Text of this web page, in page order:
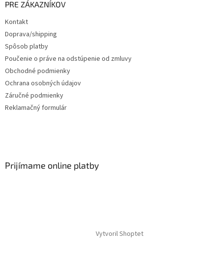
PRE ZÁKAZNÍKOV
Kontakt
Doprava/shipping
Spôsob platby
Poučenie o práve na odstúpenie od zmluvy
Obchodné podmienky
Ochrana osobných údajov
Záručné podmienky
Reklamačný formulár
Prijímame online platby
Vytvoril Shoptet